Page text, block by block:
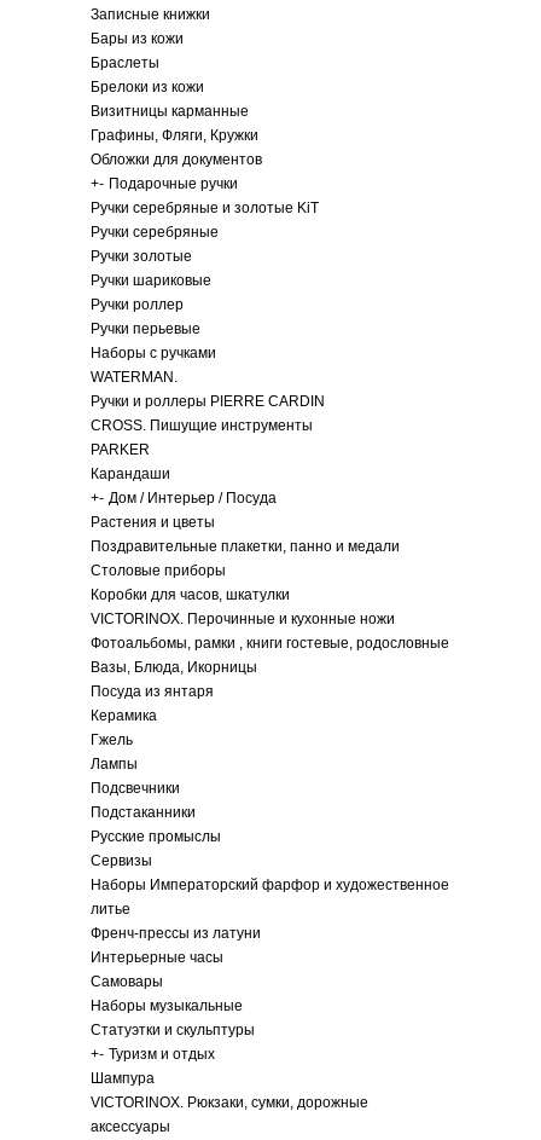
Записные книжки
Бары из кожи
Браслеты
Брелоки из кожи
Визитницы карманные
Графины, Фляги, Кружки
Обложки для документов
+- Подарочные ручки
Ручки серебряные и золотые KiT
Ручки серебряные
Ручки золотые
Ручки шариковые
Ручки роллер
Ручки перьевые
Наборы с ручками
WATERMAN.
Ручки и роллеры PIERRE CARDIN
CROSS. Пишущие инструменты
PARKER
Карандаши
+- Дом / Интерьер / Посуда
Растения и цветы
Поздравительные плакетки, панно и медали
Столовые приборы
Коробки для часов, шкатулки
VICTORINOX. Перочинные и кухонные ножи
Фотоальбомы, рамки , книги гостевые, родословные
Вазы, Блюда, Икорницы
Посуда из янтаря
Керамика
Гжель
Лампы
Подсвечники
Подстаканники
Русские промыслы
Сервизы
Наборы Императорский фарфор и художественное
литье
Френч-прессы из латуни
Интерьерные часы
Самовары
Наборы музыкальные
Статуэтки и скульптуры
+- Туризм и отдых
Шампура
VICTORINOX. Рюкзаки, сумки, дорожные
аксессуары